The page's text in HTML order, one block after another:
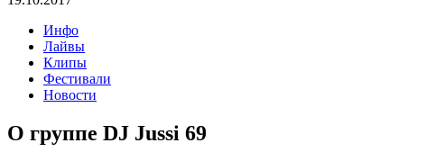
Инфо
Лайвы
Клипы
Фестивали
Новости
О группе DJ Jussi 69